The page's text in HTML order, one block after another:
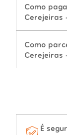
Como
Cerejeiras
Como
Cerejeiras
É